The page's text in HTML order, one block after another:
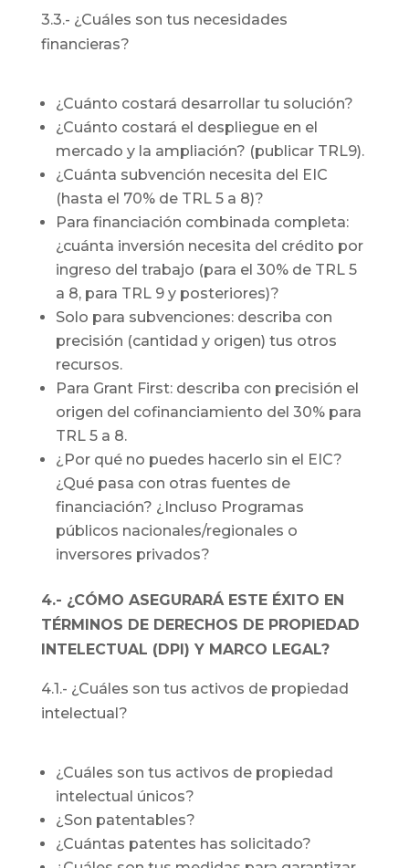
3.3.- ¿Cuáles son tus necesidades
financieras?
¿Cuánto costará desarrollar tu solución?
¿Cuánto costará el despliegue en el
mercado y la ampliación? (publicar TRL9).
¿Cuánta subvención necesita del EIC
(hasta el 70% de TRL 5 a 8)?
Para financiación combinada completa:
¿cuánta inversión necesita del crédito por
ingreso del trabajo (para el 30% de TRL 5
a 8, para TRL 9 y posteriores)?
Solo para subvenciones: describa con
precisión (cantidad y origen) tus otros
recursos.
Para Grant First: describa con precisión el
origen del cofinanciamiento del 30% para
TRL 5 a 8.
¿Por qué no puedes hacerlo sin el EIC?
¿Qué pasa con otras fuentes de
financiación? ¿Incluso Programas
públicos nacionales/regionales o
inversores privados?
4.- ¿CÓMO ASEGURARÁ ESTE ÉXITO EN
TÉRMINOS DE DERECHOS DE PROPIEDAD
INTELECTUAL (DPI) Y MARCO LEGAL?
4.1.- ¿Cuáles son tus activos de propiedad
intelectual?
¿Cuáles son tus activos de propiedad
intelectual únicos?
¿Son patentables?
¿Cuántas patentes has solicitado?